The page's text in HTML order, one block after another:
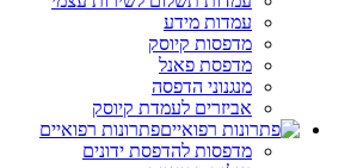
עמדות מידע
מדפסות קיוסק
מדפסת פאנל
מנגנוני הדפסה
אביזרים לעמדת קיוסק
פתרונות רפואיים
מדפסות להדפסת ידונים